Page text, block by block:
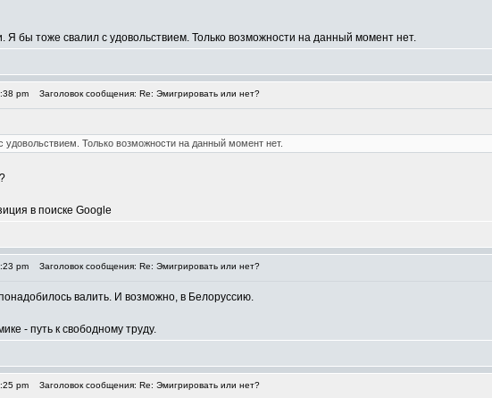
Я бы тоже свалил с удовольствием. Только возможности на данный момент нет.
pm Заголовок сообщения: Re: Эмигрировать или нет?
удовольствием. Только возможности на данный момент нет.
в поиске Google
pm Заголовок сообщения: Re: Эмигрировать или нет?
валить. И возможно, в Белоруссию.
- путь к свободному труду.
pm Заголовок сообщения: Re: Эмигрировать или нет?